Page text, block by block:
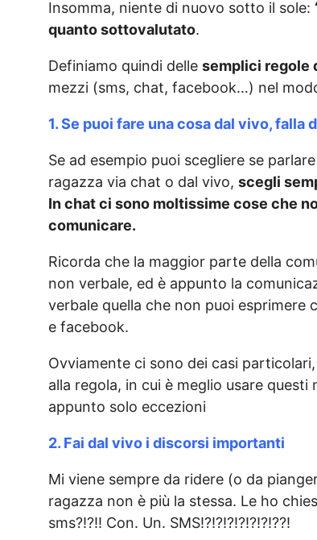
Insomma, niente di nuovo sotto il sole:
quanto sottovalutato.
Definiamo quindi dellesemplici regole
mezzi (sms, chat, facebook…) nel
1. Se puoi fare una cosa dal vivo, falla
Se ad esempio puoi scegliere se
ragazza via chat o dal vivo,scegli
In chat ci sono moltissime cose che
comunicare.
Ricorda che la maggior parte della
non verbale, ed è appunto la
verbale quella che non puoi esprimere
e facebook.
Ovviamente ci sono dei casi
alla regola, in cui è meglio usare questi
appunto solo eccezioni
2. Fai dal vivo i discorsi importanti
Mi viene sempre da ridere (o da
ragazza non è più la stessa. Le ho
sms?!?!! Con. Un. SMS!?!?!?!?!?!?!??!